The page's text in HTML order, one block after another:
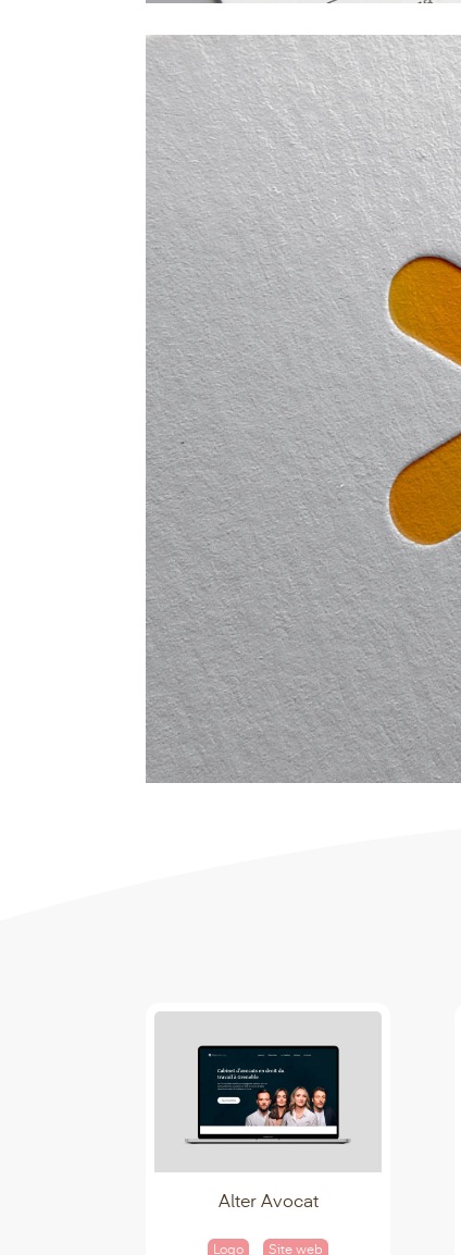
Alter Avocat
Logo Site web